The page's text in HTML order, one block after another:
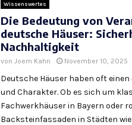
Wissenswertes
Die Bedeutung von
deutsche Häuser:
Nachhaltigkeit
von Joern Kahn November 10, 2025
Deutsche Häuser haben oft
und Charakter. Ob es sich um
Fachwerkhäuser in Bayern oder
Backsteinfassaden in Städten